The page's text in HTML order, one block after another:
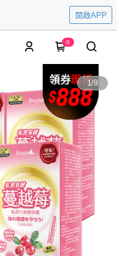
開啟APP
0
1/9